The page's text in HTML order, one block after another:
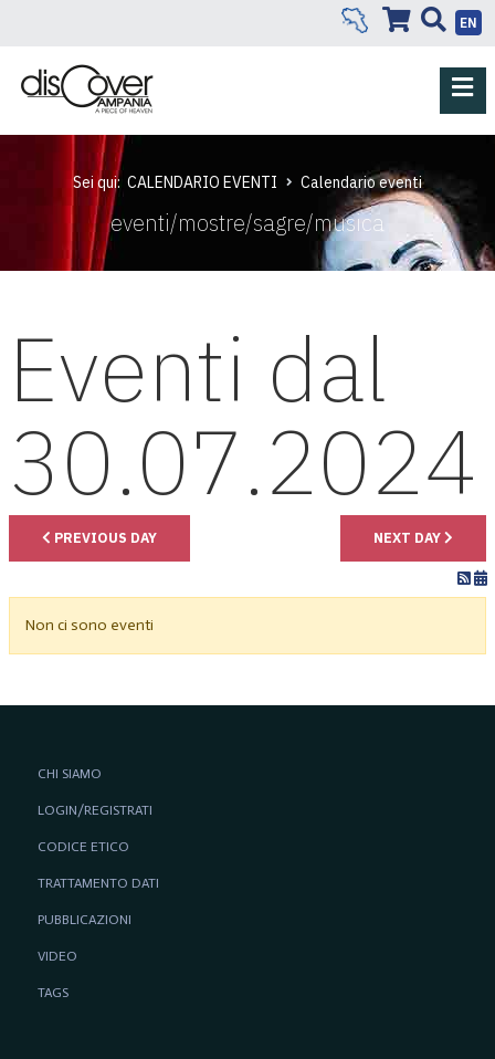
EN
Sei qui: CALENDARIO EVENTI Calendario eventi
eventi/mostre/sagre/musica
Eventi dal
30.07.2024
PREVIOUS DAY NEXT DAY
Non ci sono eventi
CHI SIAMO
LOGIN/REGISTRATI
CODICE ETICO
TRATTAMENTO DATI
PUBBLICAZIONI
VIDEO
TAGS